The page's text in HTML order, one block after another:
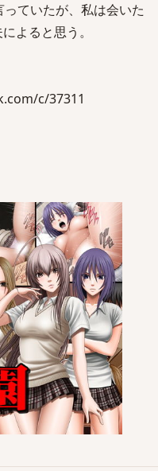
ていたが、私は会いた
よると思う。
c/37311